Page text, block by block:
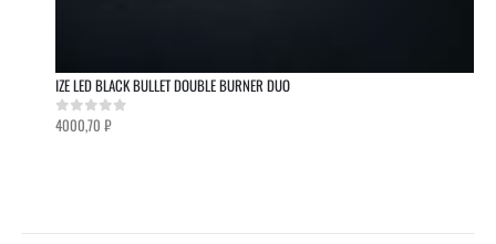
IZE LED BLACK BULLET DOUBLE BURNER DUO
0out of 5
4000,70 ₽